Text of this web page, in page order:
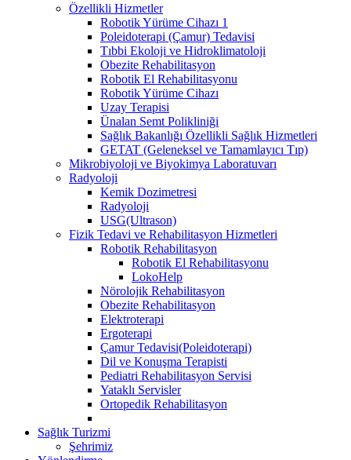
Özellikli Hizmetler
Robotik Yürüme Cihazı 1
Poleidoterapi (Çamur) Tedavisi
Tıbbi Ekoloji ve Hidroklimatoloji
Obezite Rehabilitasyon
Robotik El Rehabilitasyonu
Robotik Yürüme Cihazı
Uzay Terapisi
Ünalan Semt Polikliniği
Sağlık Bakanlığı Özellikli Sağlık Hizmetleri
GETAT (Geleneksel ve Tamamlayıcı Tıp)
Mikrobiyoloji ve Biyokimya Laboratuvarı
Radyoloji
Kemik Dozimetresi
Radyoloji
USG(Ultrason)
Fizik Tedavi ve Rehabilitasyon Hizmetleri
Robotik Rehabilitasyon
Robotik El Rehabilitasyonu
LokoHelp
Nörolojik Rehabilitasyon
Obezite Rehabilitasyon
Elektroterapi
Ergoterapi
Çamur Tedavisi(Poleidoterapi)
Dil ve Konuşma Terapisti
Pediatri Rehabilitasyon Servisi
Yataklı Servisler
Ortopedik Rehabilitasyon
Sağlık Turizmi
Şehrimiz